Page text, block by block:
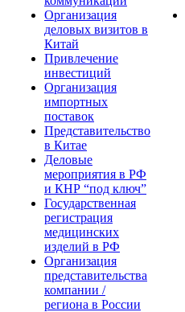
Организация
деловых визитов в
Китай
Привлечение
инвестиций
Организация
импортных
поставок
Представительство
в Китае
Деловые
мероприятия в РФ
и КНР “под ключ”
Государственная
регистрация
медицинских
изделий в РФ
Организация
представительства
компании /
региона в России